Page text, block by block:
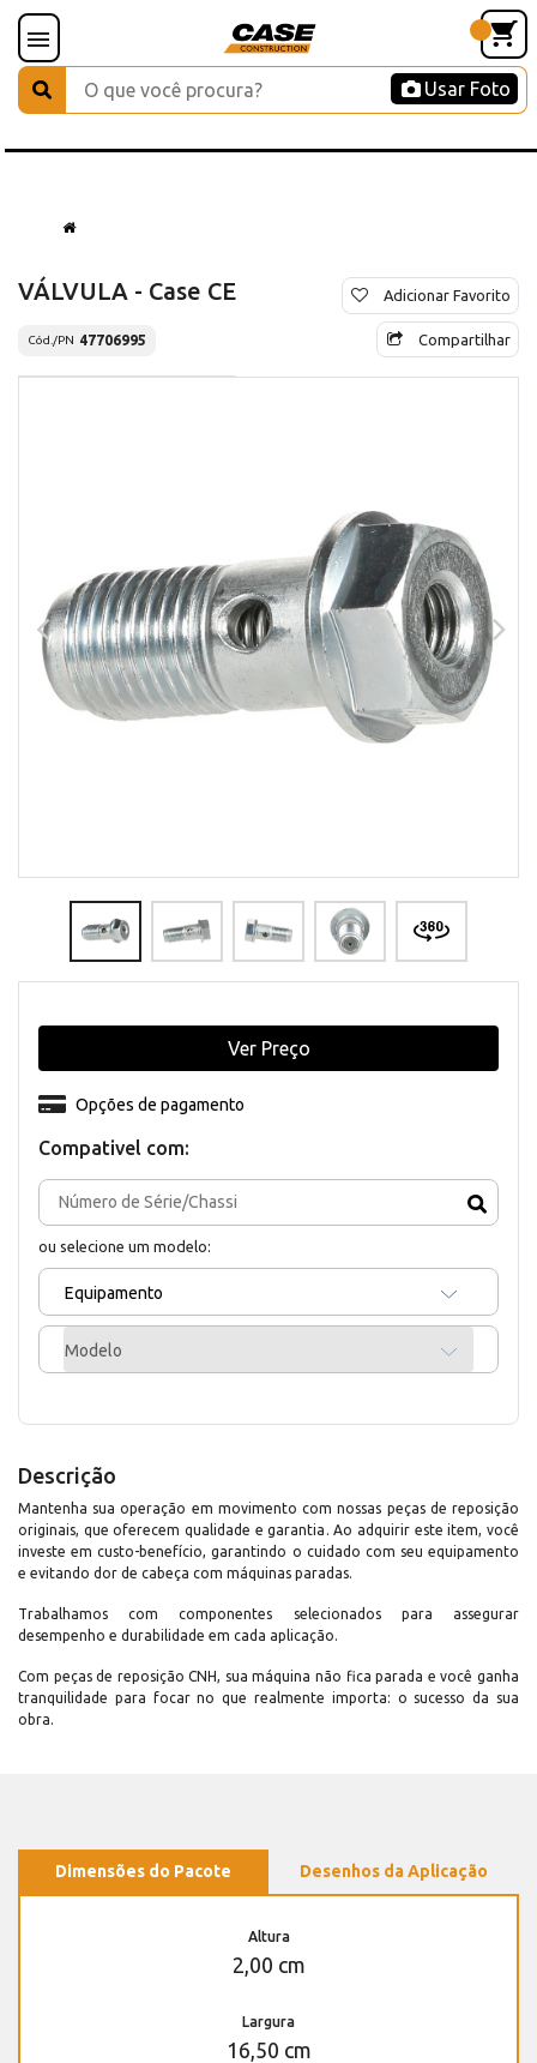
Usar Foto
VÁLVULA - Case CE
Cód./PN 47706995
Adicionar Favorito
Compartilhar
Compativel com:
ou selecione um modelo:
Equipamento
Modelo
Opções de pagamento
Ver Preço
Descrição
Mantenha sua operação em movimento com nossas peças de reposição
originais, que oferecem qualidade e garantia. Ao adquirir este item, você
investe em custo-benefício, garantindo o cuidado com seu equipamento
e evitando dor de cabeça com máquinas paradas.
Trabalhamos com componentes selecionados para assegurar
desempenho e durabilidade em cada aplicação.
Com peças de reposição CNH, sua máquina não fica parada e você ganha
tranquilidade para focar no que realmente importa: o sucesso da sua
obra.
Dimensões do Pacote Desenhos da Aplicação
Altura
2,00 cm
Largura
16,50 cm